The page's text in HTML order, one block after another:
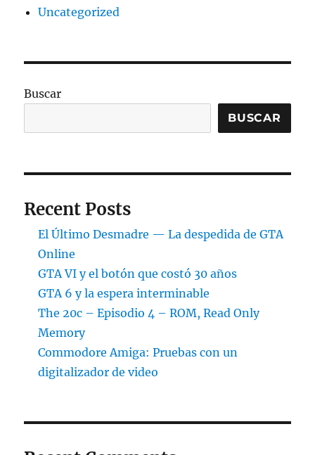
Uncategorized
Buscar
BUSCAR
Recent Posts
El Último Desmadre — La despedida de GTA
Online
GTA VI y el botón que costó 30 años
GTA 6 y la espera interminable
The 20c – Episodio 4 – ROM, Read Only
Memory
Commodore Amiga: Pruebas con un
digitalizador de video